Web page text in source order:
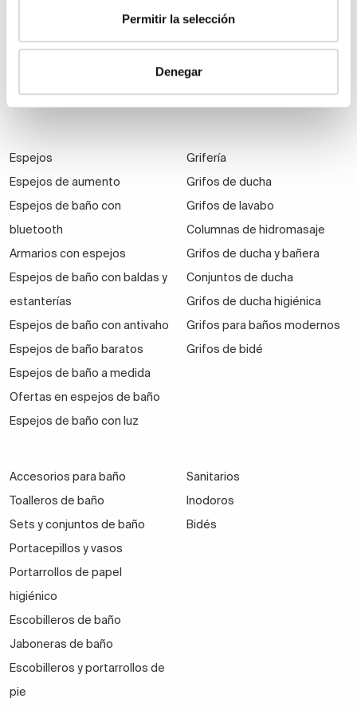
Permitir la selección
Denegar
Muebles de baño
Espejos
Espejos de aumento
Espejos de baño con
bluetooth
Armarios con espejos
Espejos de baño con baldas y
estanterías
Espejos de baño con antivaho
Espejos de baño baratos
Espejos de baño a medida
Ofertas en espejos de baño
Espejos de baño con luz
Grifería
Grifos de ducha
Grifos de lavabo
Columnas de hidromasaje
Grifos de ducha y bañera
Conjuntos de ducha
Grifos de ducha higiénica
Grifos para baños modernos
Grifos de bidé
Accesorios para baño
Toalleros de baño
Sets y conjuntos de baño
Portacepillos y vasos
Portarrollos de papel
higiénico
Escobilleros de baño
Jaboneras de baño
Escobilleros y portarrollos de
pie
Sanitarios
Inodoros
Bidés